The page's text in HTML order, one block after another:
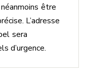
être
L’adresse
sera
d’urgence.